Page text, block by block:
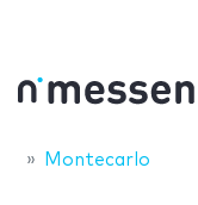
Montecarlo